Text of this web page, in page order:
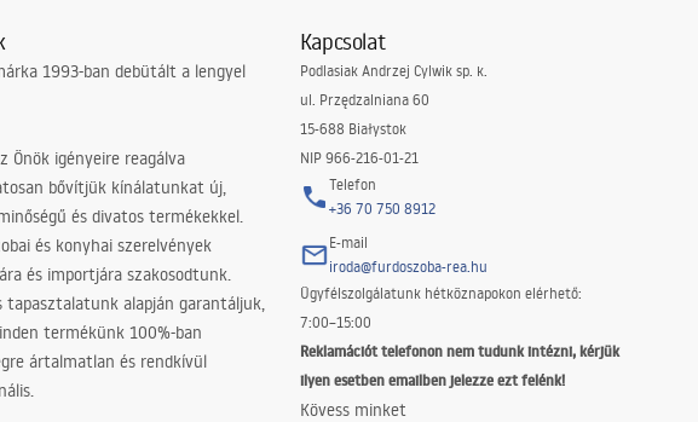
1993-ban debütált a lengyel
Önök igényeire reagálva
bővítjük kínálatunkat új,
és divatos termékekkel.
és konyhai szerelvények
és importjára szakosodtunk.
tapasztalatunk alapján garantáljuk,
termékünk 100%-ban
ártalmatlan és rendkívül
Kapcsolat
Podlasiak Andrzej Cylwik sp. k.
ul. Przędzalniana 60
15-688 Białystok
NIP 966-216-01-21
Telefon
+36 70 750 8912
E-mail
iroda@furdoszoba-rea.hu
Ügyfélszolgálatunk hétköznapokon elérhető:
7:00–15:00
Reklamációt telefonon nem tudunk intézni, kérjük
ilyen esetben emailben jelezze ezt felénk!
Kövess minket